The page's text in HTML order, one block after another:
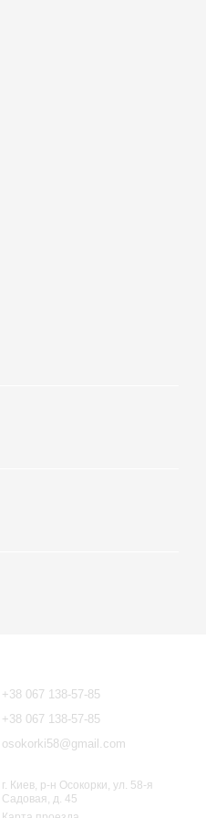
+38 067 138-57-85
+38 067 138-57-85
osokorki58@gmail.com
г. Киев, р-н Осокорки, ул. 58-я
Садовая, д. 45